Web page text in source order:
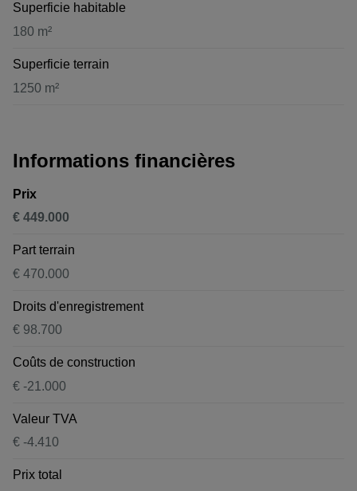
Superficie habitable
180 m²
Superficie terrain
1250 m²
Informations financières
Prix
€ 449.000
Part terrain
€ 470.000
Droits d'enregistrement
€ 98.700
Coûts de construction
€ -21.000
Valeur TVA
€ -4.410
Prix total